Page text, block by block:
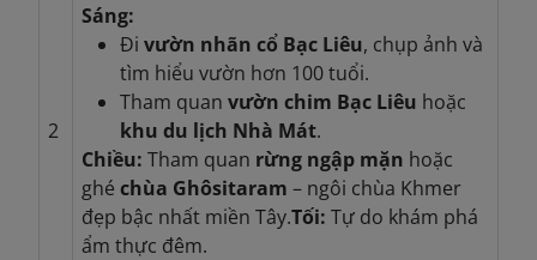
2
Sáng:
Đi vườn nhãn cổ Bạc Liêu, chụp ảnh và
tìm hiểu vườn hơn 100 tuổi.
Tham quan vườn chim Bạc Liêu hoặc
khu du lịch Nhà Mát.
Chiều: Tham quan rừng ngập mặn hoặc
ghé chùa Ghôsitaram – ngôi chùa Khmer
đẹp bậc nhất miền Tây.Tối: Tự do khám phá
ẩm thực đêm.